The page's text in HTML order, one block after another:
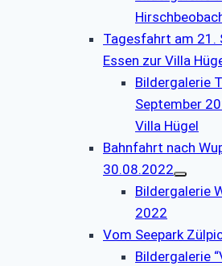
Tagesfahrt am 21.
Essen zur Villa
Bildergalerie
September
Villa Hügel
Bahnfahrt nach
30.08.2022
Bildergalerie
2022
Vom Seepark
Bildergalerie